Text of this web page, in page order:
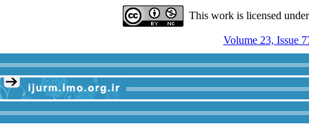
This work is licensed
Volume 23, Issue